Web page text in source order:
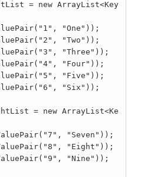
= new ArrayList<Key
"One"));
"Two"));
"Three"));
"Four"));
"Five"));
"Six"));
= new ArrayList<Ke
"Seven"));
"Eight"));
"Nine"));